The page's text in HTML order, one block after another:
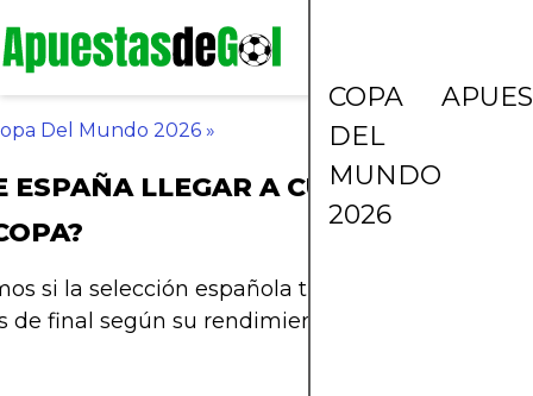
COPA
DEL
MUNDO
2026
Del Mundo 2026 »
ESPAÑA LLEGAR A CUARTOS EN LA
si la selección española tiene lo necesario
de final según su rendimiento actual, plantilla y